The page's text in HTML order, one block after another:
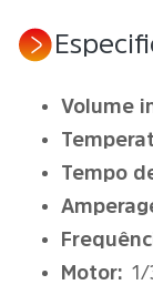
Volume
Tempo
Motor: 1/